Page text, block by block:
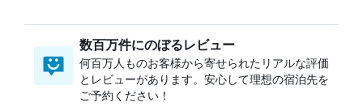
数百万件にのぼるレビュー
何百万人ものお客様から寄せられたリアルな評価
とレビューがあります。安心して理想の宿泊先を
ご予約ください！